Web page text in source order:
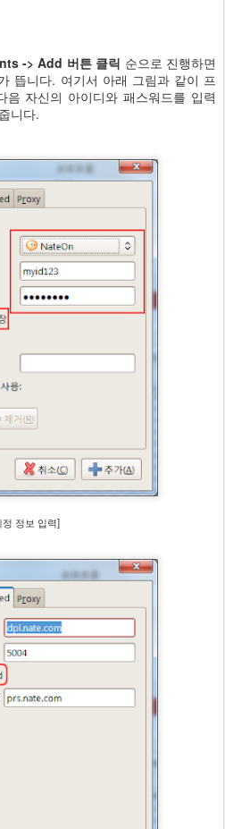
-> Add 버튼 클릭 순으로 진행하면
뜹니다. 여기서 아래 그림과 같이 프
음 자신의 아이디와 패스워드를 입력
니다.
정 정보 입력]